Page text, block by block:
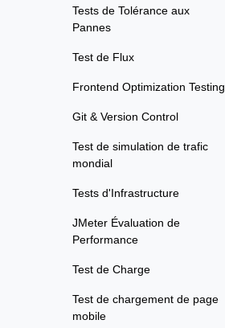
Tests de Tolérance aux
Pannes
Test de Flux
Frontend Optimization Testing
Git & Version Control
Test de simulation de trafic
mondial
Tests d'Infrastructure
JMeter Évaluation de
Performance
Test de Charge
Test de chargement de page
mobile